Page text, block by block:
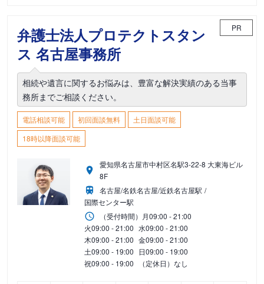
弁護士法人プロテクトスタン
ス 名古屋事務所
PR
相続や遺言に関するお悩みは、豊富な解決実績のある当事
務所までご相談ください。
電話相談可能 初回面談無料
土日面談可能
18時以降面談可能
愛知県名古屋市中村区名駅3-22-8 大東海ビル
8F
名古屋/名鉄名古屋/近鉄名古屋駅
国際センター駅
（受付時間） 月09:00 - 21:00
火09:00 - 21:00 水09:00 - 21:00
木09:00 - 21:00 金09:00 - 21:00
土09:00 - 19:00 日09:00 - 19:00
祝09:00 - 19:00 （定休日）なし